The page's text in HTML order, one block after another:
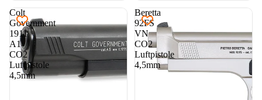
Colt
Government
1911
A1
CO2
Luftpistole
4,5mm
Beretta
92FS
VN
CO2
Luftpistole
4,5mm